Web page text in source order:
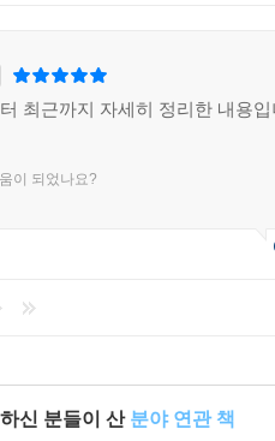
준경
하는 최첨단 조준경
파이어
구경탄
탄약
최근까지 자세히 정리한 내용
이 되었나요?
신 분들이 산 분야 연관 책